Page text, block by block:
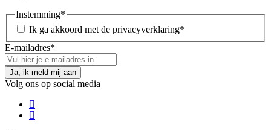
Instemming*
Ik ga akkoord met de privacyverklaring*
E-mailadres*
Volg ons op social media